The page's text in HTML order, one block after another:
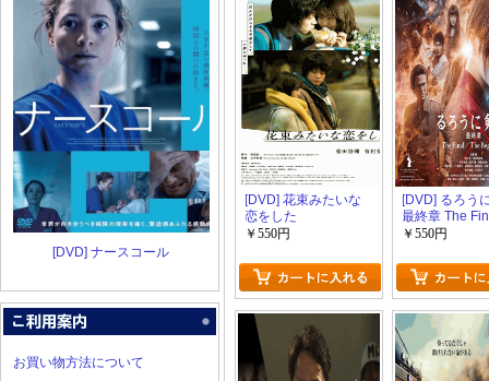
[DVD] ナースコール
お買い物方法について
[DVD] 花束みたいな
恋をした
￥550円
[DVD] るろう
最終章 The
The Beginning
￥550円